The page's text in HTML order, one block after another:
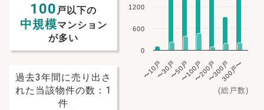
100 戸以下の
中規模マンション
が多い
過去3年間に売り出さ
れた当該物件の数：1
件
(総戸数)
〜10戸〜30戸〜50戸〜100戸〜200戸〜300戸300戸〜
0
600
1200